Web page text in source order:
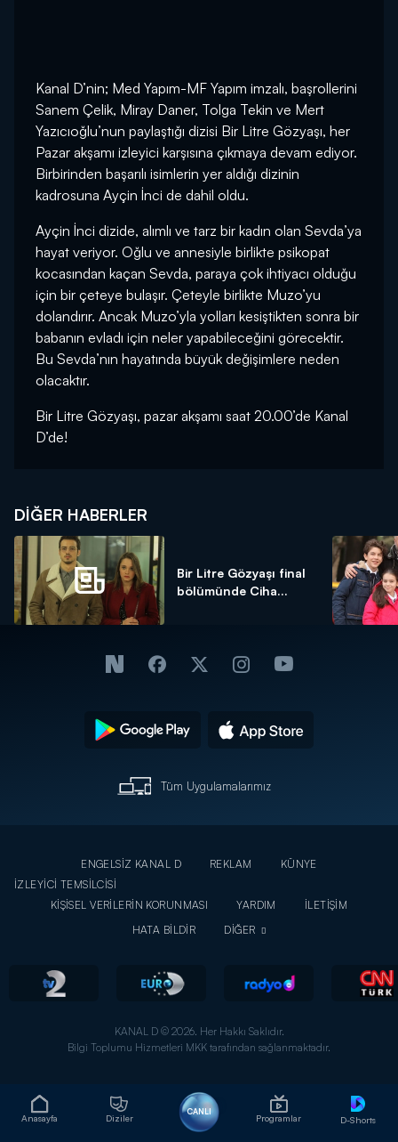
Anasayfa Diziler
CANLI
Programlar D-Shorts
Kanal D’nin; Med Yapım-MF Yapım imzalı, başrollerini
Sanem Çelik, Miray Daner, Tolga Tekin ve Mert
Yazıcıoğlu’nun paylaştığı dizisi Bir Litre Gözyaşı, her
Pazar akşamı izleyici karşısına çıkmaya devam ediyor.
Birbirinden başarılı isimlerin yer aldığı dizinin
kadrosuna Ayçin İnci de dahil oldu.
Ayçin İnci dizide, alımlı ve tarz bir kadın olan Sevda’ya
hayat veriyor. Oğlu ve annesiyle birlikte psikopat
kocasından kaçan Sevda, paraya çok ihtiyacı olduğu
için bir çeteye bulaşır. Çeteyle birlikte Muzo’yu
dolandırır. Ancak Muzo’yla yolları kesiştikten sonra bir
babanın evladı için neler yapabileceğini görecektir.
Bu Sevda’nın hayatında büyük değişimlere neden
olacaktır.
Bir Litre Gözyaşı, pazar akşamı saat 20.00’de Kanal
D’de!
DIĞER HABERLER
Bir Litre Gözyaşı final
bölümünde Ciha...
Tüm Uygulamalarımız
ENGELSİZ KANAL D REKLAM
KÜNYE
İZLEYİCİ TEMSİLCİSİ
KİŞİSEL VERİLERİN KORUNMASI
YARDIM
İLETİŞİM
HATA BİLDİR
DİĞER
KANAL D © 2026. Her Hakkı Saklıdır.
Bilgi Toplumu Hizmetleri MKK tarafından sağlanmaktadır.